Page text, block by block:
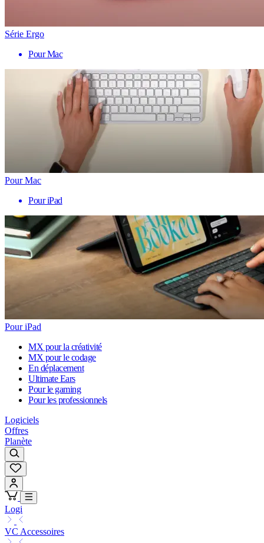
Série Ergo
Pour Mac
Pour Mac
Pour iPad
Pour iPad
MX pour la créativité
MX pour le codage
En déplacement
Ultimate Ears
Pour le gaming
Pour les professionnels
Logiciels
Offres
Planète
Logi
VC Accessoires